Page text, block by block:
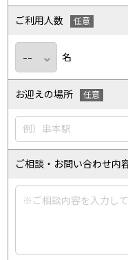
ご利用人数
名
お迎えの場所
ご相談・お問い合わせ内